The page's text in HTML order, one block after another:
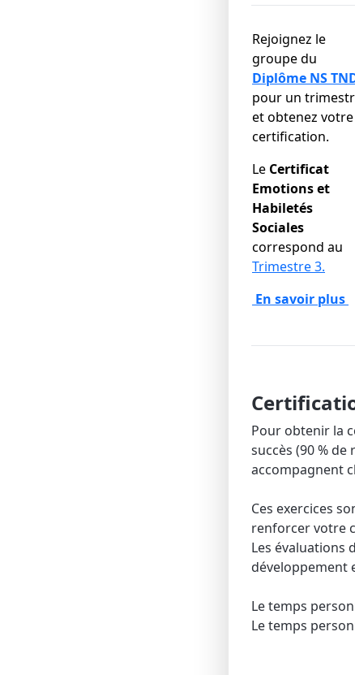
Rejoignez le
groupe du
Diplôme NS
pour un
et obtenez votre
certification.
Le Certificat
Emotions et
Habiletés
Sociales
correspond au
Trimestre 3.
En savoir plus
Pour obtenir la
succès (90 %
accompagnent
Ces exercices
renforcer votre
Les évaluations
développement
Le temps
Le temps